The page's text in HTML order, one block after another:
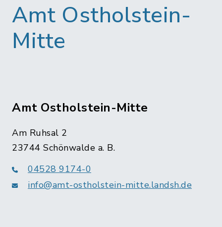
Amt Ostholstein-
Mitte
Amt Ostholstein-Mitte
Am Ruhsal 2
23744 Schönwalde a. B.
04528 9174-0
info@amt-ostholstein-mitte.landsh.de